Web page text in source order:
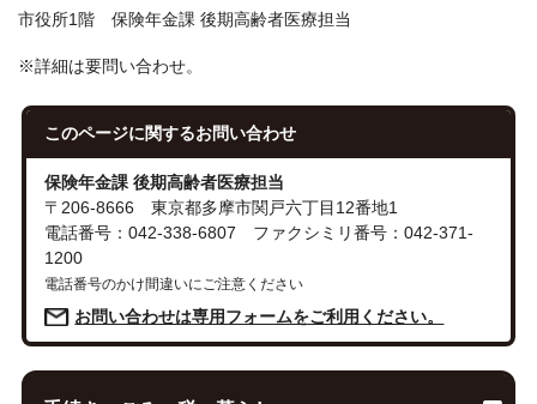
市役所1階 保険年金課 後期高齢者医療担当
※詳細は要問い合わせ。
このページに関するお問い合わせ
保険年金課 後期高齢者医療担当
〒206-8666 東京都多摩市関戸六丁目12番地1
電話番号：042-338-6807 ファクシミリ番号：042-371-
1200
電話番号のかけ間違いにご注意ください
お問い合わせは専用フォームをご利用ください。